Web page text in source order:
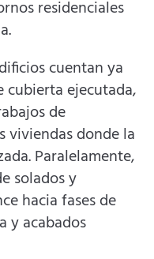
residenciales
cuentan ya
cubierta ejecutada,
de
viviendas donde la
Paralelamente,
solados y
hacia fases de
y acabados